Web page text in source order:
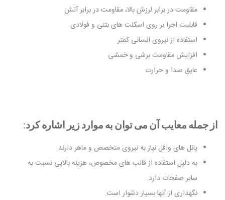
مقاومت در برابر لرزش بالا، مقاومت در برابر آتش
قابلیت اجرا بر روی اسکلت های بتنی و فولادی
استفاده از نیروی انسانی کمتر
افزایش مقاومت برشی و خمشی
عایق صدا و حرارت
از جمله معایب آن می توان به موارد زیر اشاره کرد:
پانل های وافل نیاز به نیروی متخصص و ماهر دارند.
به دلیل استفاده از قالب های مخصوص، هزینه بالایی نسبت به
سایر صفحات دارد.
نگهداری از آنها بسیار دشوار است.